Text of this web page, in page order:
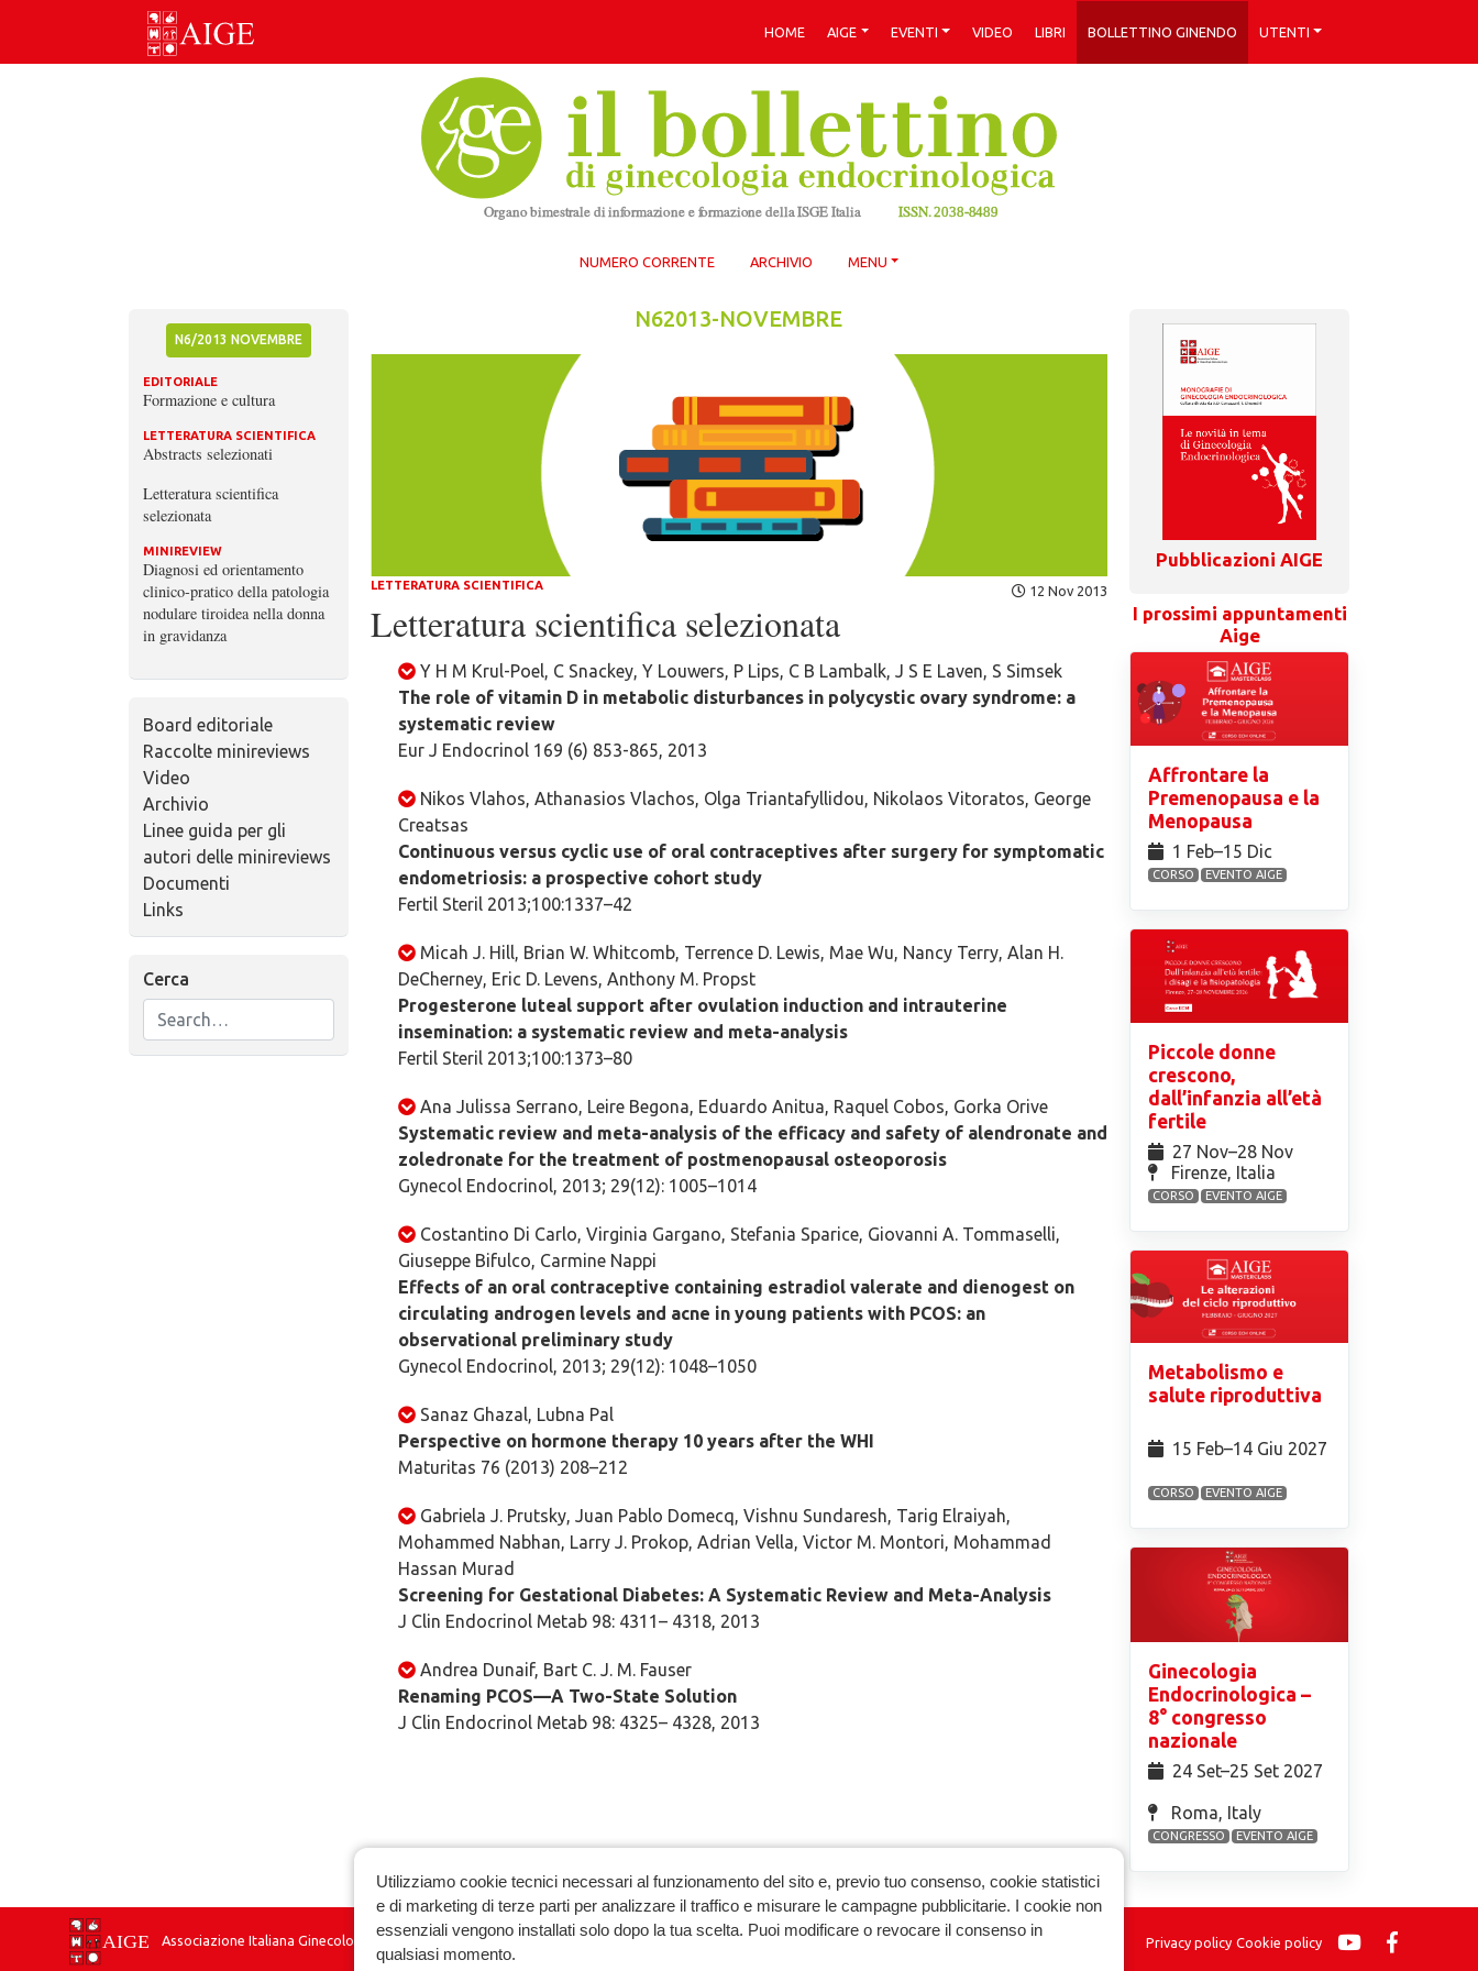
Skip
HOME AIGE EVENTI VIDEO LIBRI BOLLETTINO GINENDO UTENTI
NUMERO CORRENTE ARCHIVIO MENU
N6/2013 NOVEMBRE
EDITORIALE
Formazione e cultura
LETTERATURA SCIENTIFICA
Abstracts selezionati
Letteratura scientifica
selezionata
MINIREVIEW
Diagnosi ed orientamento
clinico-pratico della patologia
nodulare tiroidea nella donna
in gravidanza
Board editoriale
Raccolte minireviews
Video
Archivio
Linee guida per gli
autori delle minireviews
Documenti
Links
Cerca
N62013-NOVEMBRE
LETTERATURA SCIENTIFICA 12 Nov 2013
Letteratura scientifica selezionata
Y H M Krul-Poel, C Snackey, Y Louwers, P Lips, C B Lambalk, J S E Laven, S Simsek
The role of vitamin D in metabolic disturbances in polycystic ovary syndrome: a
systematic review
Eur J Endocrinol 169 (6) 853-865, 2013
Nikos Vlahos, Athanasios Vlachos, Olga Triantafyllidou, Nikolaos Vitoratos, George
Creatsas
Continuous versus cyclic use of oral contraceptives after surgery for symptomatic
endometriosis: a prospective cohort study
Fertil Steril 2013;100:1337–42
Micah J. Hill, Brian W. Whitcomb, Terrence D. Lewis, Mae Wu, Nancy Terry, Alan H.
DeCherney, Eric D. Levens, Anthony M. Propst
Progesterone luteal support after ovulation induction and intrauterine
insemination: a systematic review and meta-analysis
Fertil Steril 2013;100:1373–80
Ana Julissa Serrano, Leire Begona, Eduardo Anitua, Raquel Cobos, Gorka Orive
Systematic review and meta-analysis of the efficacy and safety of alendronate and
zoledronate for the treatment of postmenopausal osteoporosis
Gynecol Endocrinol, 2013; 29(12): 1005–1014
Costantino Di Carlo, Virginia Gargano, Stefania Sparice, Giovanni A. Tommaselli,
Giuseppe Bifulco, Carmine Nappi
Effects of an oral contraceptive containing estradiol valerate and dienogest on
circulating androgen levels and acne in young patients with PCOS: an
observational preliminary study
Gynecol Endocrinol, 2013; 29(12): 1048–1050
Sanaz Ghazal, Lubna Pal
Perspective on hormone therapy 10 years after the WHI
Maturitas 76 (2013) 208–212
Gabriela J. Prutsky, Juan Pablo Domecq, Vishnu Sundaresh, Tarig Elraiyah,
Mohammed Nabhan, Larry J. Prokop, Adrian Vella, Victor M. Montori, Mohammad
Hassan Murad
Screening for Gestational Diabetes: A Systematic Review and Meta-Analysis
J Clin Endocrinol Metab 98: 4311– 4318, 2013
Andrea Dunaif, Bart C. J. M. Fauser
Renaming PCOS—A Two-State Solution
J Clin Endocrinol Metab 98: 4325– 4328, 2013
Pubblicazioni AIGE
I prossimi appuntamenti
Aige
Affrontare la
Premenopausa e la
Menopausa
1 Feb⁠–15 Dic
CORSO EVENTO AIGE
Piccole donne
crescono,
dall’infanzia all’età
fertile
27 Nov⁠–28 Nov
Firenze, Italia
CORSO EVENTO AIGE
Metabolismo e
salute riproduttiva
15 Feb⁠–14 Giu 2027
CORSO EVENTO AIGE
Ginecologia
Endocrinologica –
8° congresso
nazionale
24 Set⁠–25 Set 2027
Roma, Italy
CONGRESSO EVENTO AIGE
Associazione Italiana Ginecologia Endocrinologica Privacy policy Cookie policy
Utilizziamo cookie tecnici necessari al funzionamento del sito e, previo tuo consenso, cookie statistici
e di marketing di terze parti per analizzare il traffico e misurare le campagne pubblicitarie. I cookie non
essenziali vengono installati solo dopo la tua scelta. Puoi modificare o revocare il consenso in
qualsiasi momento.